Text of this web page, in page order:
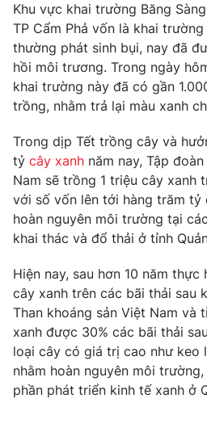
Thế giới đó đây
Câu chuyện quốc tế
Kinh tế
Tài chính
Thị trường
Góc doanh nghiệp
Dữ liệu và đời sống
Truyền hình
Phim VTV
Hậu trường
Nhân vật
Khán giả
Giải sao mai
Giải trí
Điện ảnh
Âm nhạc
Đời sống
Du lịch
Làm đẹp
Chất lượng cuộc sống
Giáo dục
Tuyển sinh
Học trực tuyến
Công nghệ
Hitech Công nghệ tương lai
Sản phẩm
Thị trường
Giao lưu trực tuyến
Lịch phát sóng
Khu vực khai trường Băng
TP Cẩm Phả vốn là khai
thường phát sinh bụi, nay đã
hồi môi trương. Trong ngày
khai trường này đã có gần
trồng, nhằm trả lại màu xanh
Trong dịp Tết trồng cây và
tỷ cây xanh năm nay, Tập
Nam sẽ trồng 1 triệu cây xanh
với số vốn lên tới hàng trăm
hoàn nguyên môi trường tại
khai thác và đổ thải ở tỉnh
Hiện nay, sau hơn 10 năm
cây xanh trên các bãi thải sau
Than khoáng sản Việt Nam và
xanh được 30% các bãi thải
loại cây có giá trị cao như keo
nhằm hoàn nguyên môi
phần phát triển kinh tế xanh ở